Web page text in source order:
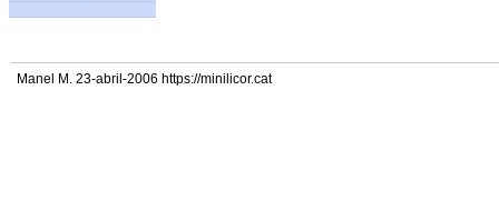
Manel M. 23-abril-2006 https://minilicor.cat